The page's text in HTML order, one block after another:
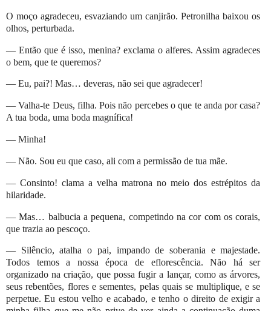
O moço agradeceu, esvaziando um canjirão. Petronilha baixou os
olhos, perturbada.
— Então que é isso, menina? exclama o alferes. Assim agradeces
o bem, que te queremos?
— Eu, pai?! Mas… deveras, não sei que agradecer!
— Valha-te Deus, filha. Pois não percebes o que te anda por casa?
A tua boda, uma boda magnífica!
— Minha!
— Não. Sou eu que caso, ali com a permissão de tua mãe.
— Consinto! clama a velha matrona no meio dos estrépitos da
hilaridade.
— Mas… balbucia a pequena, competindo na cor com os corais,
que trazia ao pescoço.
— Silêncio, atalha o pai, impando de soberania e majestade.
Todos temos a nossa época de eflorescência. Não há ser
organizado na criação, que possa fugir a lançar, como as árvores,
seus rebentões, flores e sementes, pelas quais se multiplique, e se
perpetue. Eu estou velho e acabado, e tenho o direito de exigir a